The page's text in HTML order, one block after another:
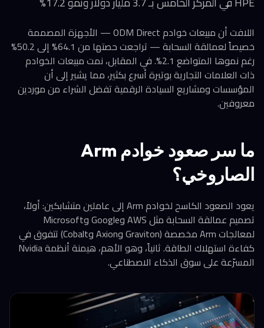
اللافت أن مبيعات خوادم ODM Direct — الأجهزة المصممة
خصيصاً لعمالقة السحابة — تراجعت حصتها من 64.1% إلى 50.2%
رغم نموها المتواضع 2.1%. في المقابل، نمت مبيعات الخوادم
ذات العلامات التجارية بوتيرة أسرع بكثير، مما يشير إلى أن
المؤسسات ومشاريع السيادة الرقمية تفضل الشراء من موردين
معروفين.
ما سر صعود خوادم Arm
الصاروخي؟
يعود الصعود الكاسح لخوادم Arm إلى عاملين متشابكين: أولاً،
تصميم عمالقة السحابة مثل AWS وGoogle وMicrosoft
لمعالجات Arm مخصصة (Graviton وAxion وCobalt) تتفوق في
كفاءة استهلاك الطاقة. ثانياً، وهو الأهم، هيمنة أنظمة Nvidia
المسرّعة على سوق الذكاء الاصطناعي.